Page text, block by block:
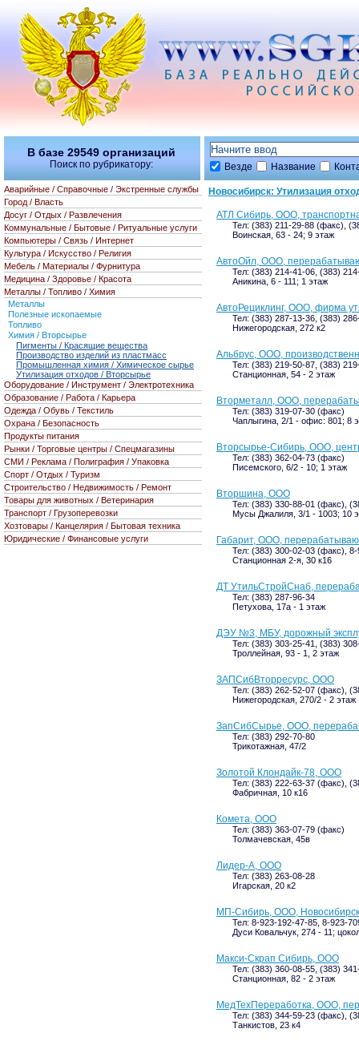
Везде Название
Новосибирск: Утилизация
АТЛ Сибирь, ООО,
Тел: (383) 211-29-88 (факс),
Воинская, 63 - 24; 9 этаж
АвтоОйл, ООО,
Тел: (383) 214-41-06, (383)
Аникина, 6 - 111; 1 этаж
АвтоРециклинг, ООО, фирма
Тел: (383) 287-13-36, (383)
Нижегородская, 272 к2
Альбрус, ООО,
Тел: (383) 219-50-87, (383)
Станционная, 54 - 2 этаж
Вторметалл, ООО,
Тел: (383) 319-07-30 (факс)
Чаплыгина, 2/1 - офис: 801; 8
Вторсырье-Сибирь, ООО,
Тел: (383) 362-04-73 (факс)
Писемского, 6/2 - 10; 1 этаж
Вторшина, ООО
Тел: (383) 330-88-01 (факс),
Мусы Джалиля, 3/1 - 1003; 10
Габарит, ООО,
Тел: (383) 300-02-03 (факс),
Станционная 2-я, 30 к16
ДТ УтильСтройСнаб,
Тел: (383) 287-96-34
Петухова, 17а - 1 этаж
ДЭУ №3, МБУ, дорожный
Тел: (383) 303-25-41, (383)
Троллейная, 93 - 1, 2 этаж
ЗАПСибВторресурс, ООО
Тел: (383) 262-52-07 (факс),
Нижегородская, 270/2 - 2 этаж
ЗапСибСырье, ООО,
Тел: (383) 292-70-80
Трикотажная, 47/2
Золотой Клондайк-78, ООО
Тел: (383) 222-63-37 (факс),
Фабричная, 10 к16
Комета, ООО
Тел: (383) 363-07-79 (факс)
Толмачевская, 45в
Лидер-А, ООО
Тел: (383) 263-08-28
Игарская, 20 к2
МП-Сибирь, ООО,
Тел: 8-923-192-47-85, 8-923-
Дуси Ковальчук, 274 - 11;
Макси-Скрап Сибирь, ООО
Тел: (383) 360-08-55, (383)
Станционная, 82 - 2 этаж
МедТехПереработка, ООО,
Тел: (383) 344-59-23 (факс),
Танкистов, 23 к4
В базе 29549 организаций
Поиск по рубрикатору:
Аварийные / Справочные / Экстренные службы
Город / Власть
Досуг / Отдых / Развлечения
Коммунальные / Бытовые / Ритуальные услуги
Компьютеры / Связь / Интернет
Культура / Искусство / Религия
Мебель / Материалы / Фурнитура
Медицина / Здоровье / Красота
Металлы / Топливо / Химия
Металлы
Полезные ископаемые
Топливо
Химия / Вторсырье
Пигменты / Красящие вещества
Производство изделий из пластмасс
Промышленная химия / Химическое сырье
Утилизация отходов / Вторсырье
Оборудование / Инструмент / Электротехника
Образование / Работа / Карьера
Одежда / Обувь / Текстиль
Охрана / Безопасность
Продукты питания
Рынки / Торговые центры / Спецмагазины
СМИ / Реклама / Полиграфия / Упаковка
Спорт / Отдых / Туризм
Строительство / Недвижимость / Ремонт
Товары для животных / Ветеринария
Транспорт / Грузоперевозки
Хозтовары / Канцелярия / Бытовая техника
Юридические / Финансовые услуги